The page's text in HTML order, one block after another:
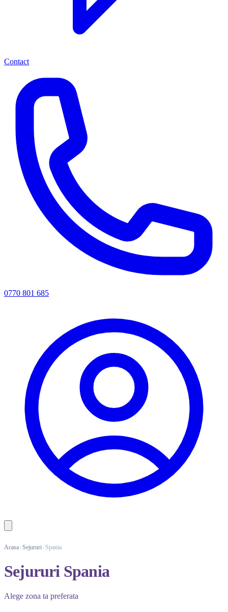
Contact
0770 801 685
Acasa Sejururi Spania
Sejururi Spania
Alege zona ta preferata